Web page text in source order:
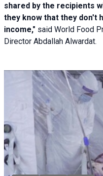
shared by the recipients
they know that they don't
income," said World Food
Director Abdallah Alwardat.